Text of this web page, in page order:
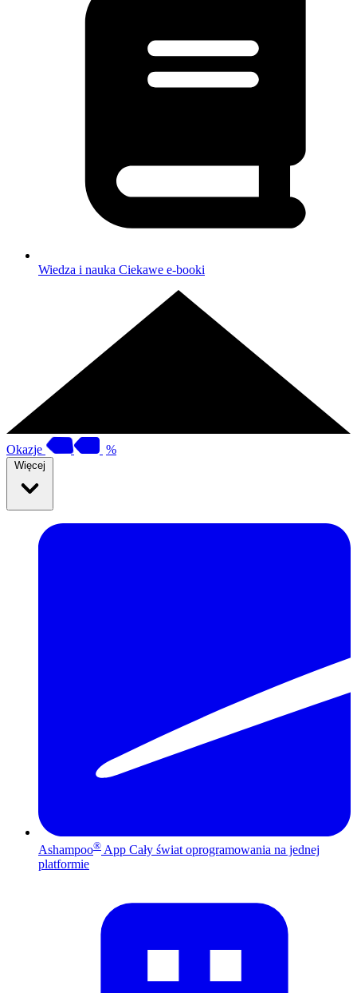
Wiedza i nauka Ciekawe e-booki
Okazje %
Więcej
Ashampoo® App Cały świat oprogramowania na jednej
platformie